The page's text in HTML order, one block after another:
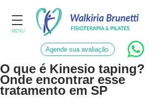
MENU
Agende sua avaliação
O que é Kinesio taping?
Onde encontrar esse
tratamento em SP